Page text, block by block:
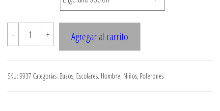
-
9937
BUZO
CON
BOLSILLO
+ Agregar al carrito
SKU: 9937 Categorías: Buzos, Escolares, Hombre, Niños, Polerones